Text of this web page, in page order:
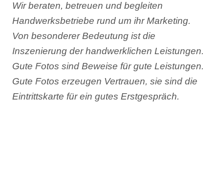
Wir beraten, betreuen und begleiten
Handwerksbetriebe rund um ihr Marketing.
Von besonderer Bedeutung ist die
Inszenierung der handwerklichen Leistungen.
Gute Fotos sind Beweise für gute Leistungen.
Gute Fotos erzeugen Vertrauen, sie sind die
Eintrittskarte für ein gutes Erstgespräch.